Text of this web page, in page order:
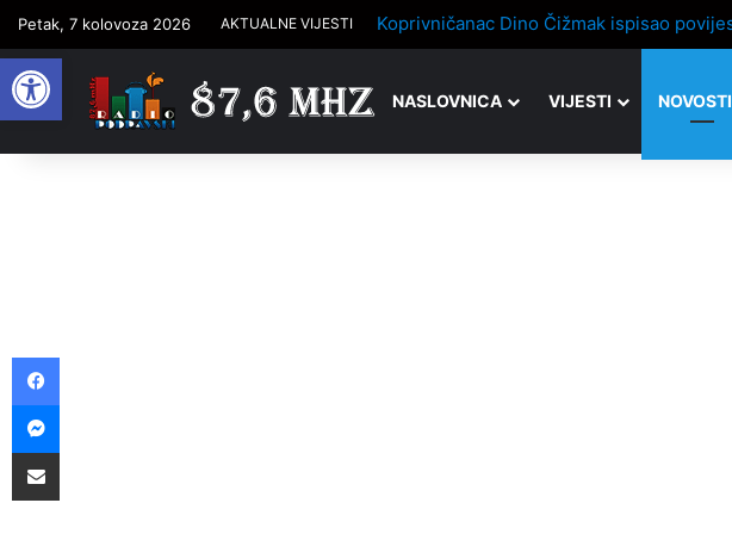
Open toolbar
Petak, 7 kolovoza 2026 AKTUALNE VIJESTI
NASLOVNICA VIJESTI NOVOSTI
Facebook
Messenger
Podijelite putem e-pošte